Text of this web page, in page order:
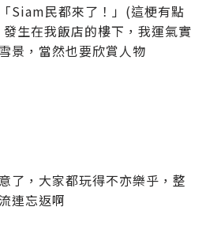
Siam民都來了！」(這梗有點
生在我飯店的樓下，我運氣實
景，當然也要欣賞人物
了，大家都玩得不亦樂乎，整
連忘返啊